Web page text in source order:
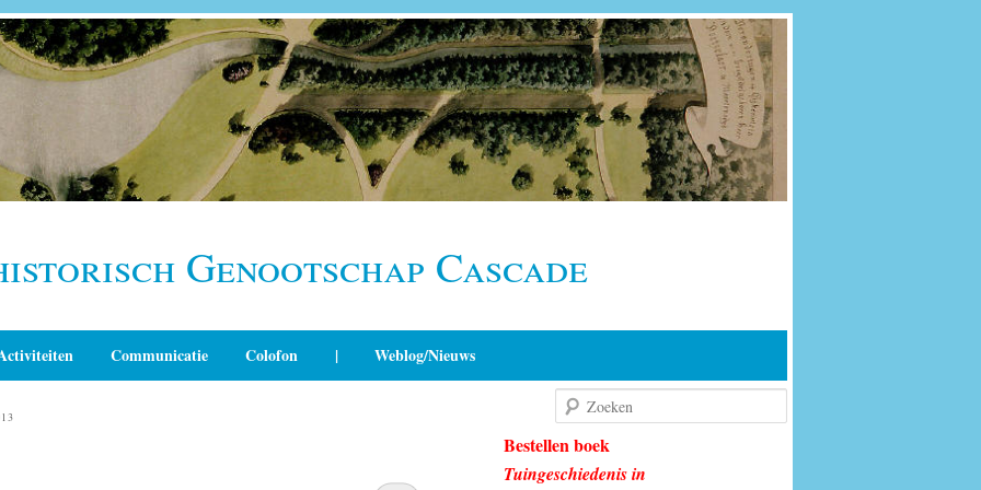
Genootschap Cascade
Communicatie Colofon | Weblog/Nieuws
Bestellen boek
Tuingeschiedenis in